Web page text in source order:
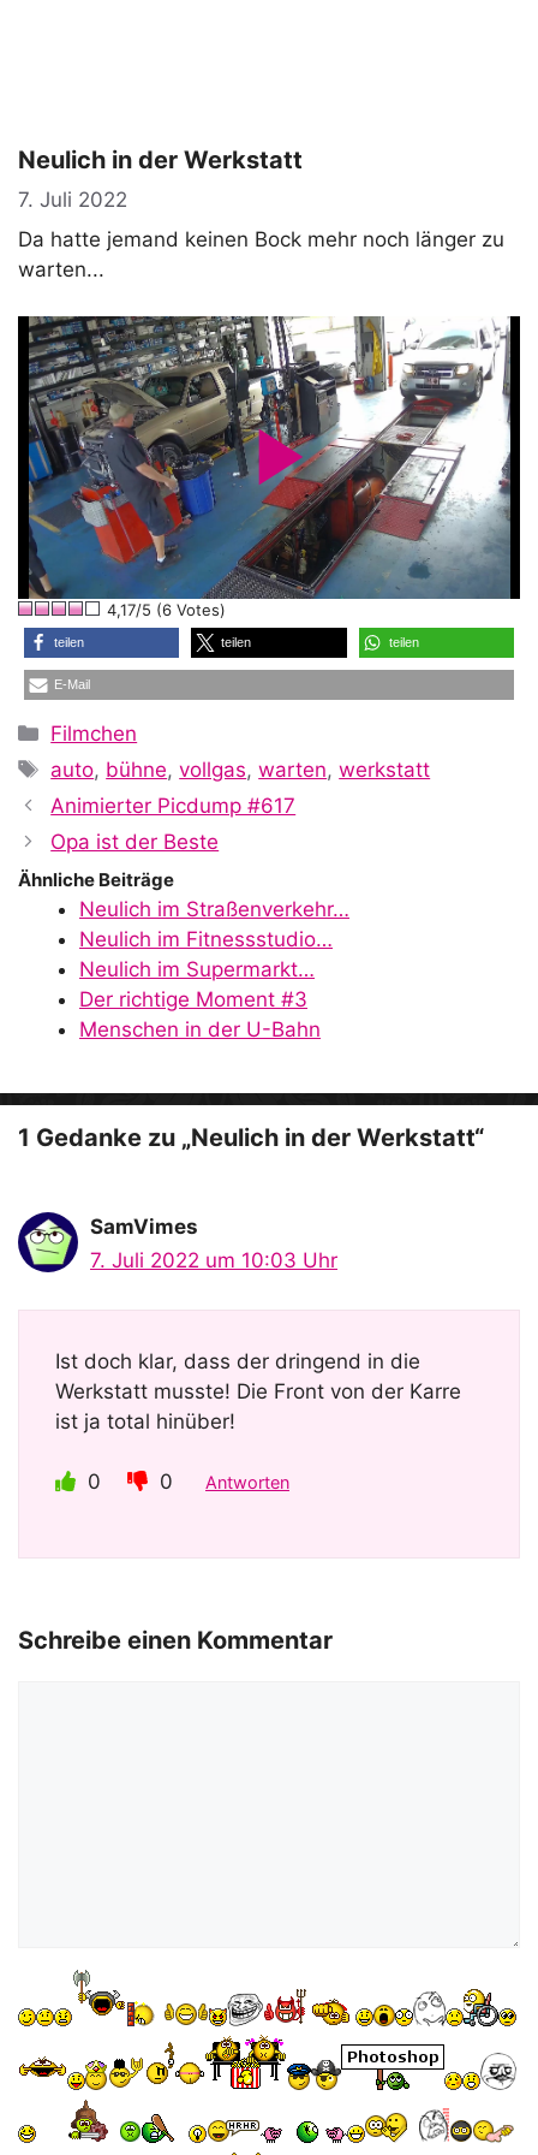
Neulich in der Werkstatt
7. Juli 2022
Da hatte jemand keinen Bock mehr noch länger zu
warten...
P
l
a
y
V
i
d
e
o
4,17/5 (6 Votes)
teilen teilen teilen
E-Mail
Kategorien
Filmchen
Schlagwörter
auto, bühne,vollgas,warten,werkstatt
Animierter Picdump #617
Opa ist der Beste
Ähnliche Beiträge
Neulich im Straßenverkehr…
Neulich im Fitnessstudio…
Neulich im Supermarkt…
Der richtige Moment #3
Menschen in der U-Bahn
1 Gedanke zu „Neulich in der Werkstatt“
SamVimes
7. Juli 2022 um 10:03 Uhr
Ist doch klar, dass der dringend in die
Werkstatt musste! Die Front von der Karre
ist ja total hinüber!
0 0 Antworten
Schreibe einen Kommentar